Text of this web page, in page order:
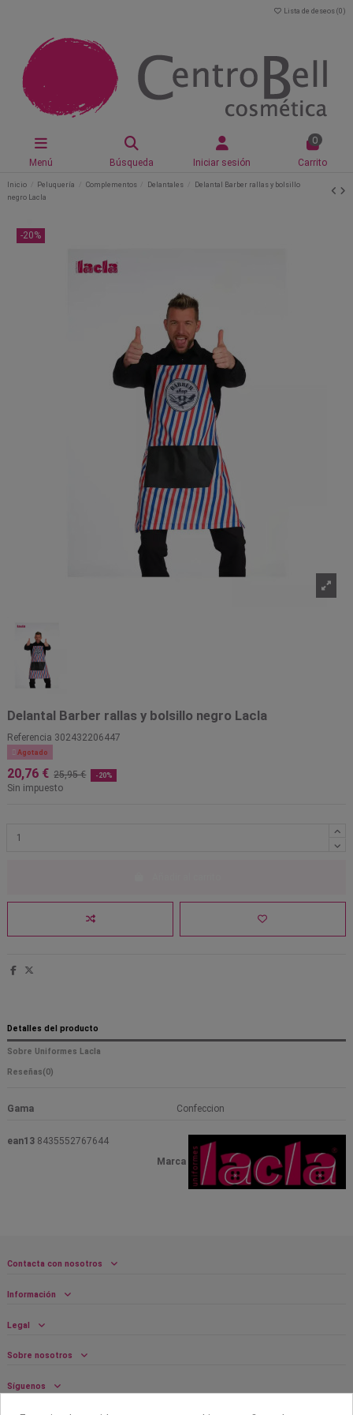
Lista de deseos (0 )
Menú Búsqueda Iniciar sesión
0
Carrito
Inicio Peluquería Complementos Delantales
Delantal Barber rallas y bolsillo
negro Lacla
-20%
Delantal Barber rallas y bolsillo negro Lacla
Referencia 302432206447
 Agotado
20,76 € 25,95 € -20%
Sin impuesto
Detalles del producto
Sobre Uniformes Lacla
Reseñas(0)
Gama Confeccion
Marca
ean13 8435552767644
Contacta con nosotros
Información
Legal
Sobre nosotros
Síguenos